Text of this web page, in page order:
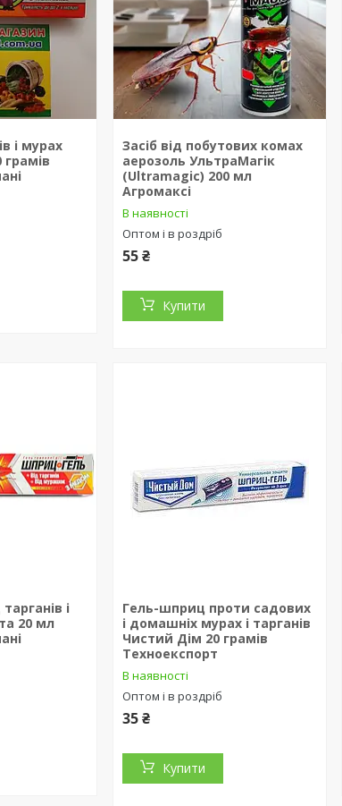
і мурах
грамів
Засіб від побутових комах
аерозоль УльтраМагік
(Ultramagic) 200 мл
Агромаксі
В наявності
Оптом і в роздріб
55 ₴
Купити
і
20 мл
Гель-шприц проти садових
і домашніх мурах і тарганів
Чистий Дім 20 грамів
Техноекспорт
В наявності
Оптом і в роздріб
35 ₴
Купити